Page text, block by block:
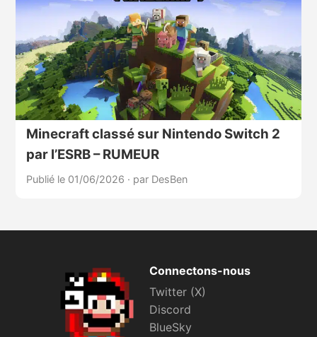
Minecraft classé sur Nintendo Switch 2
par l’ESRB – RUMEUR
Publié le 01/06/2026 · par DesBen
Connectons-nous
Twitter (X)
Discord
BlueSky